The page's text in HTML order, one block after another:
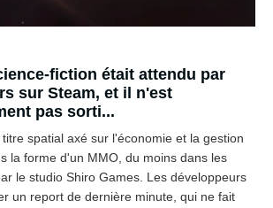
fiction était attendu par
sur Steam, et il n'est
pas sorti...
spatial axé sur l'économie et la gestion
la forme d'un MMO, du moins dans les
le studio Shiro Games. Les développeurs
un report de dernière minute, qui ne fait